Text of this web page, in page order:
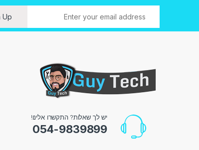
Up
יש לך שאלות? התקשרו אלינו!
054-9839899